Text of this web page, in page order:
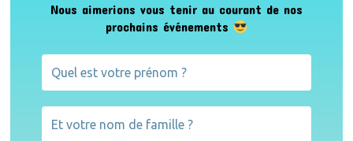
Nous aimerions vous tenir au courant de nos
prochains événements